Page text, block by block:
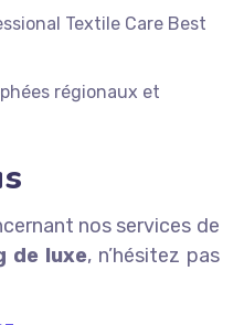
Textile Care Best
régionaux et
nos services de
de luxe, n’hésitez pas